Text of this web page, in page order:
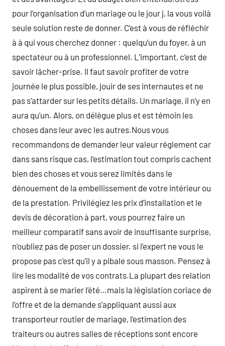
pour l’organisation d’un mariage ou le jour j, la vous voilà
seule solution reste de donner. C’est à vous de réfléchir
à à qui vous cherchez donner : quelqu’un du foyer, à un
spectateur ou à un professionnel. L’important, c’est de
savoir lâcher-prise. Il faut savoir profiter de votre
journée le plus possible, jouir de ses internautes et ne
pas s’attarder sur les petits détails. Un mariage, il n’y en
aura qu’un. Alors, on délègue plus et est témoin les
choses dans leur avec les autres.Nous vous
recommandons de demander leur valeur réglement car
dans sans risque cas, l’estimation tout compris cachent
bien des choses et vous serez limités dans le
dénouement de la embellissement de votre intérieur ou
de la prestation. Privilégiez les prix d’installation et le
devis de décoration à part, vous pourrez faire un
meilleur comparatif sans avoir de insuffisante surprise,
n’oubliez pas de poser un dossier. si l’expert ne vous le
propose pas c’est qu’il y a pibale sous masson. Pensez à
lire les modalité de vos contrats.La plupart des relation
aspirent à se marier l’été…mais la législation coriace de
l’offre et de la demande s’appliquant aussi aux
transporteur routier de mariage, l’estimation des
traiteurs ou autres salles de réceptions sont encore